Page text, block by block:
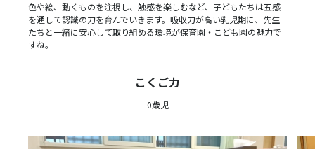
色や絵、動くものを注視し、触感を楽しむなど、子どもたちは五感
を通して認識の力を育んでいきます。吸収力が高い乳児期に、先生
たちと一緒に安心して取り組める環境が保育園・こども園の魅力で
すね。
こくご力
0歳児